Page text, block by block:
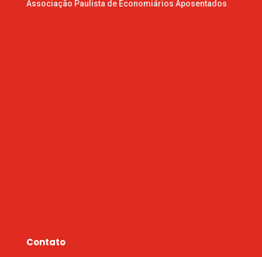
Associação Paulista de Economiários Aposentados
Contato